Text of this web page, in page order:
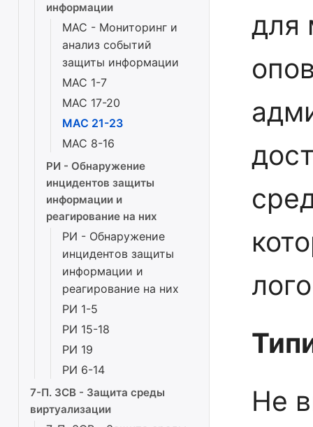
информации
МАС - Мониторинг и
анализ событий
защиты информации
МАС 1-7
МАС 17-20
МАС 21-23
МАС 8-16
РИ - Обнаружение
инцидентов защиты
информации и
реагирование на них
РИ - Обнаружение
инцидентов защиты
информации и
реагирование на них
РИ 1-5
РИ 15-18
РИ 19
РИ 6-14
7-П. ЗСВ - Защита среды
виртуализации
для
Не